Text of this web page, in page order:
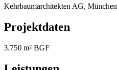
Kehrbaumarchitekten AG, München
Projektdaten
3.750 m² BGF